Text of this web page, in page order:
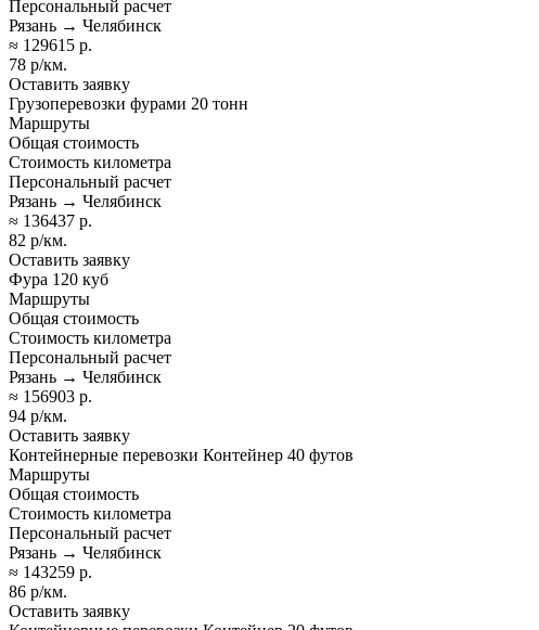
Персональный расчет
Рязань → Челябинск
≈ 129615 р.
78 р/км.
Оставить заявку
Грузоперевозки фурами 20 тонн
Маршруты
Общая стоимость
Стоимость километра
Персональный расчет
Рязань → Челябинск
≈ 136437 р.
82 р/км.
Оставить заявку
Фура 120 куб
Маршруты
Общая стоимость
Стоимость километра
Персональный расчет
Рязань → Челябинск
≈ 156903 р.
94 р/км.
Оставить заявку
Контейнерные перевозки Контейнер 40 футов
Маршруты
Общая стоимость
Стоимость километра
Персональный расчет
Рязань → Челябинск
≈ 143259 р.
86 р/км.
Оставить заявку